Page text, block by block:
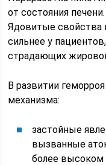
от состояния
Ядовитые свойства
сильнее у
страдающих
В развитии
механизма:
застойные
вызванные
более высоком